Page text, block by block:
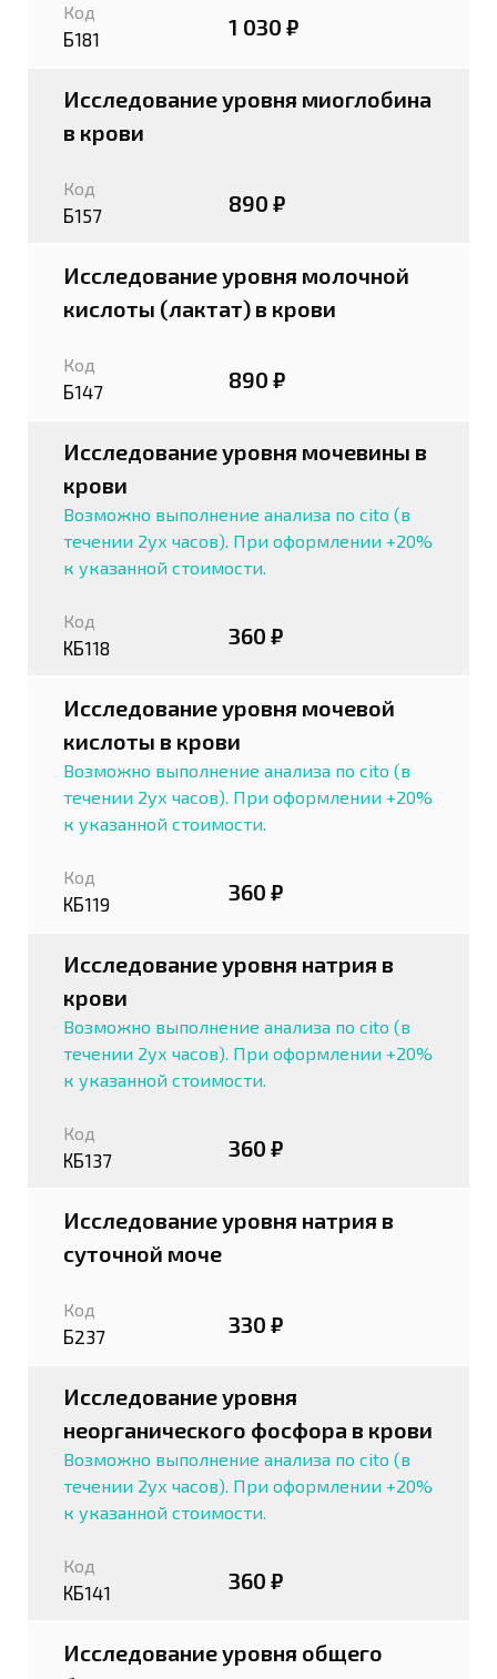
Код
Б181 1 030 ₽
Исследование уровня миоглобина
в крови
Код
Б157 890 ₽
Исследование уровня молочной
кислоты (лактат) в крови
Код
Б147 890 ₽
Исследование уровня мочевины в
крови
Возможно выполнение анализа по cito (в
течении 2ух часов). При оформлении +20%
к указанной стоимости.
Код
КБ118 360 ₽
Исследование уровня мочевой
кислоты в крови
Возможно выполнение анализа по cito (в
течении 2ух часов). При оформлении +20%
к указанной стоимости.
Код
КБ119 360 ₽
Исследование уровня натрия в
крови
Возможно выполнение анализа по cito (в
течении 2ух часов). При оформлении +20%
к указанной стоимости.
Код
КБ137 360 ₽
Исследование уровня натрия в
суточной моче
Код
Б237 330 ₽
Исследование уровня
неорганического фосфора в крови
Возможно выполнение анализа по cito (в
течении 2ух часов). При оформлении +20%
к указанной стоимости.
Код
КБ141 360 ₽
Исследование уровня общего